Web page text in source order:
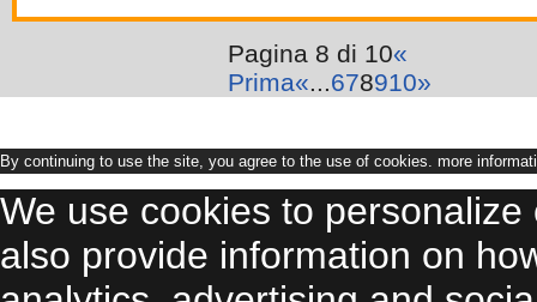
Pagina 8 di 10«
Prima«...678910»
By continuing to use the site, you agree to the use of cookies. more
We use cookies to
also provide information on